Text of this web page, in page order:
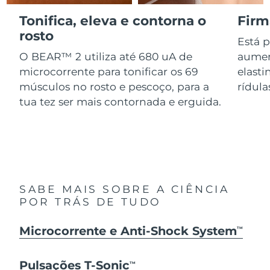
Tonifica, eleva e contorna o
rosto
O BEAR™ 2 utiliza até 680 uA de
microcorrente para tonificar os 69
músculos no rosto e pescoço, para a
tua tez ser mais contornada e erguida.
Está
SABE MAIS SOBRE A CIÊNCIA
POR TRÁS DE TUDO
Microcorrente e Anti-Shock SystemTM
Pulsações T-SonicTM
Serum
For healthy hair
issa™ Teeth Whitening Gel
18% PAP
Cosméticos
Comprar todos
Israel Entrega prevista 8/12/26
Itália Entrega prevista 8/8/26
Japão Entrega prevista 8/11/26
Letônia
Líbano Entrega prevista 8/9/26